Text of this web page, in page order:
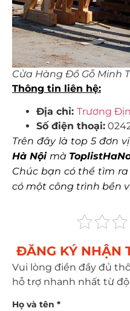
Cửa Hàng Đồ Gỗ Minh
Thông tin liên hệ:
Địa chỉ: Trương
Số điện thoại:
Trên đây là top 5 đơn
Hà Nộimà
Chúc bạn có thể tìm
có một công trình bền
ĐĂNG KÝ NHẬN
Vui lòng điền đầy đủ
hỗ trợ nhanh nhất từ
Họ và tên *